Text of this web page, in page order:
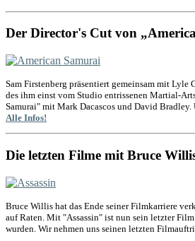
Der Director's Cut von
Sam Firstenberg präsentiert gemeinsam mit Lyle
des ihm einst vom Studio entrissenen Martial-
Samurai" mit Mark Dacascos und David Bradley.
Alle Infos!
Die letzten Filme mit Bruce
Bruce Willis hat das Ende seiner Filmkarriere
auf Raten. Mit "Assassin" ist nun sein letzter
wurden. Wir nehmen uns seinen letzten